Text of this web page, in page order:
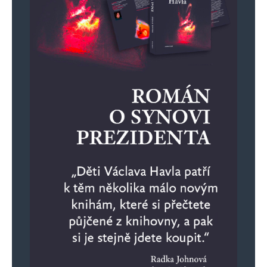
schopného zvítězit.
Nevěšte hlavu, já jsem ještě nikdy neměl
z výsledku voleb skutečnou radost. A od
pádu komunismu jsem absolvoval všechny.
Přesto půjdu volit zase. Menší zlo.
René Duží
Nemáte pravdu a netykejte mi! 🙂
Čtenáři by mohli nabýt dojmu, že se vám
nedostalo slušného vychování pro
komunikaci zde na síti nebo v reálném
životě. Proč nemáte pravdu? S Andrejem
Odpovědět